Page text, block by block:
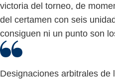
victoria del torneo, de
del certamen con seis
consiguen ni un punto son
Designaciones arbitrales de